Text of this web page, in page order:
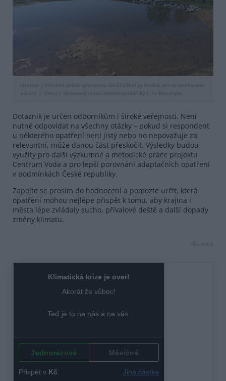
Licence |
Všechna práva vyhrazena. Další šíření je možné jen se souhlasem
autora
Zdroj | Výzkumný ústav vodohospodářský T. G. Masaryka
Dotazník je určen odborníkům i široké veřejnosti. Není
nutné odpovídat na všechny otázky – pokud si respondent
u některého opatření není jistý nebo ho nepovažuje za
relevantní, může danou část přeskočit. Výsledky budou
využity pro další výzkumné a metodické práce projektu
Centrum Voda a pro lepší porovnání adaptačních opatření
v podmínkách České republiky.
Zapojte se prosím do hodnocení a pomozte určit, která
opatření mohou nejlépe přispět k tomu, aby krajina i
města lépe zvládaly sucho, přívalové deště a další dopady
změny klimatu.
reklama